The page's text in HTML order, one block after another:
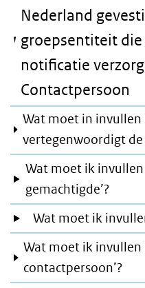
Nederland
groepsentiteit die
notificatie
Contactpersoon
Wat moet in invullen
vertegenwoordigt de
Wat moet ik invullen
gemachtigde’?
Wat moet ik
Wat moet ik invullen
contactpersoon’?